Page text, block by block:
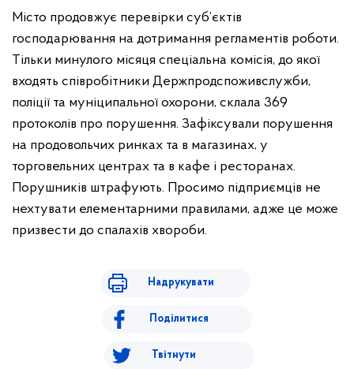
Місто продовжує перевірки суб’єктів
господарювання на дотримання регламентів роботи.
Тільки минулого місяця спеціальна комісія, до якої
входять співробітники Держпродспоживслужби,
поліції та муніципальної охорони, склала 369
протоколів про порушення. Зафіксували порушення
на продовольчих ринках та в магазинах, у
торговельних центрах та в кафе і ресторанах.
Порушників штрафують. Просимо підприємців не
нехтувати елементарними правилами, адже це може
призвести до спалахів хвороби.
Надрукувати
Поділитися
Твітнути